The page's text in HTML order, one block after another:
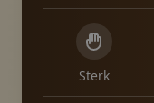
Sterk